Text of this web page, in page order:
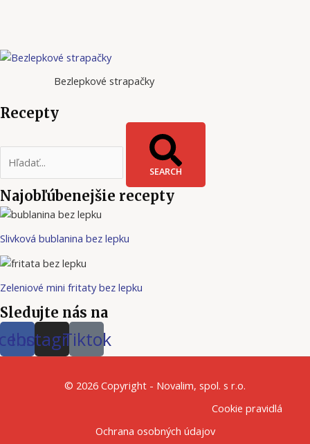
Bezlepkové strapačky
Recepty
SEARCH
Najobľúbenejšie recepty
Slivková bublanina bez lepku
Zeleniové mini fritaty bez lepku
Sledujte nás na
Instagram
Tiktok
© 2026 Copyright - Novalim, spol. s r.o.
Cookie pravidlá
Ochrana osobných údajov